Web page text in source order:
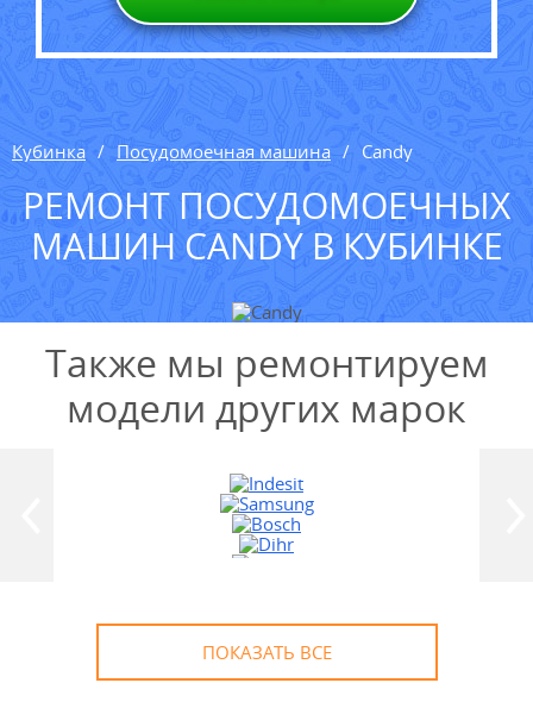
Кубинка Посудомоечная машина Candy
РЕМОНТ ПОСУДОМОЕЧНЫХ
МАШИН CANDY В КУБИНКЕ
УЗНАТЬ СТОИМОСТЬ
Выезд и диагностика
БЕСПЛАТНО *
* в случае ремонта
Также мы ремонтируем
модели других марок
ПОКАЗАТЬ ВСЕ